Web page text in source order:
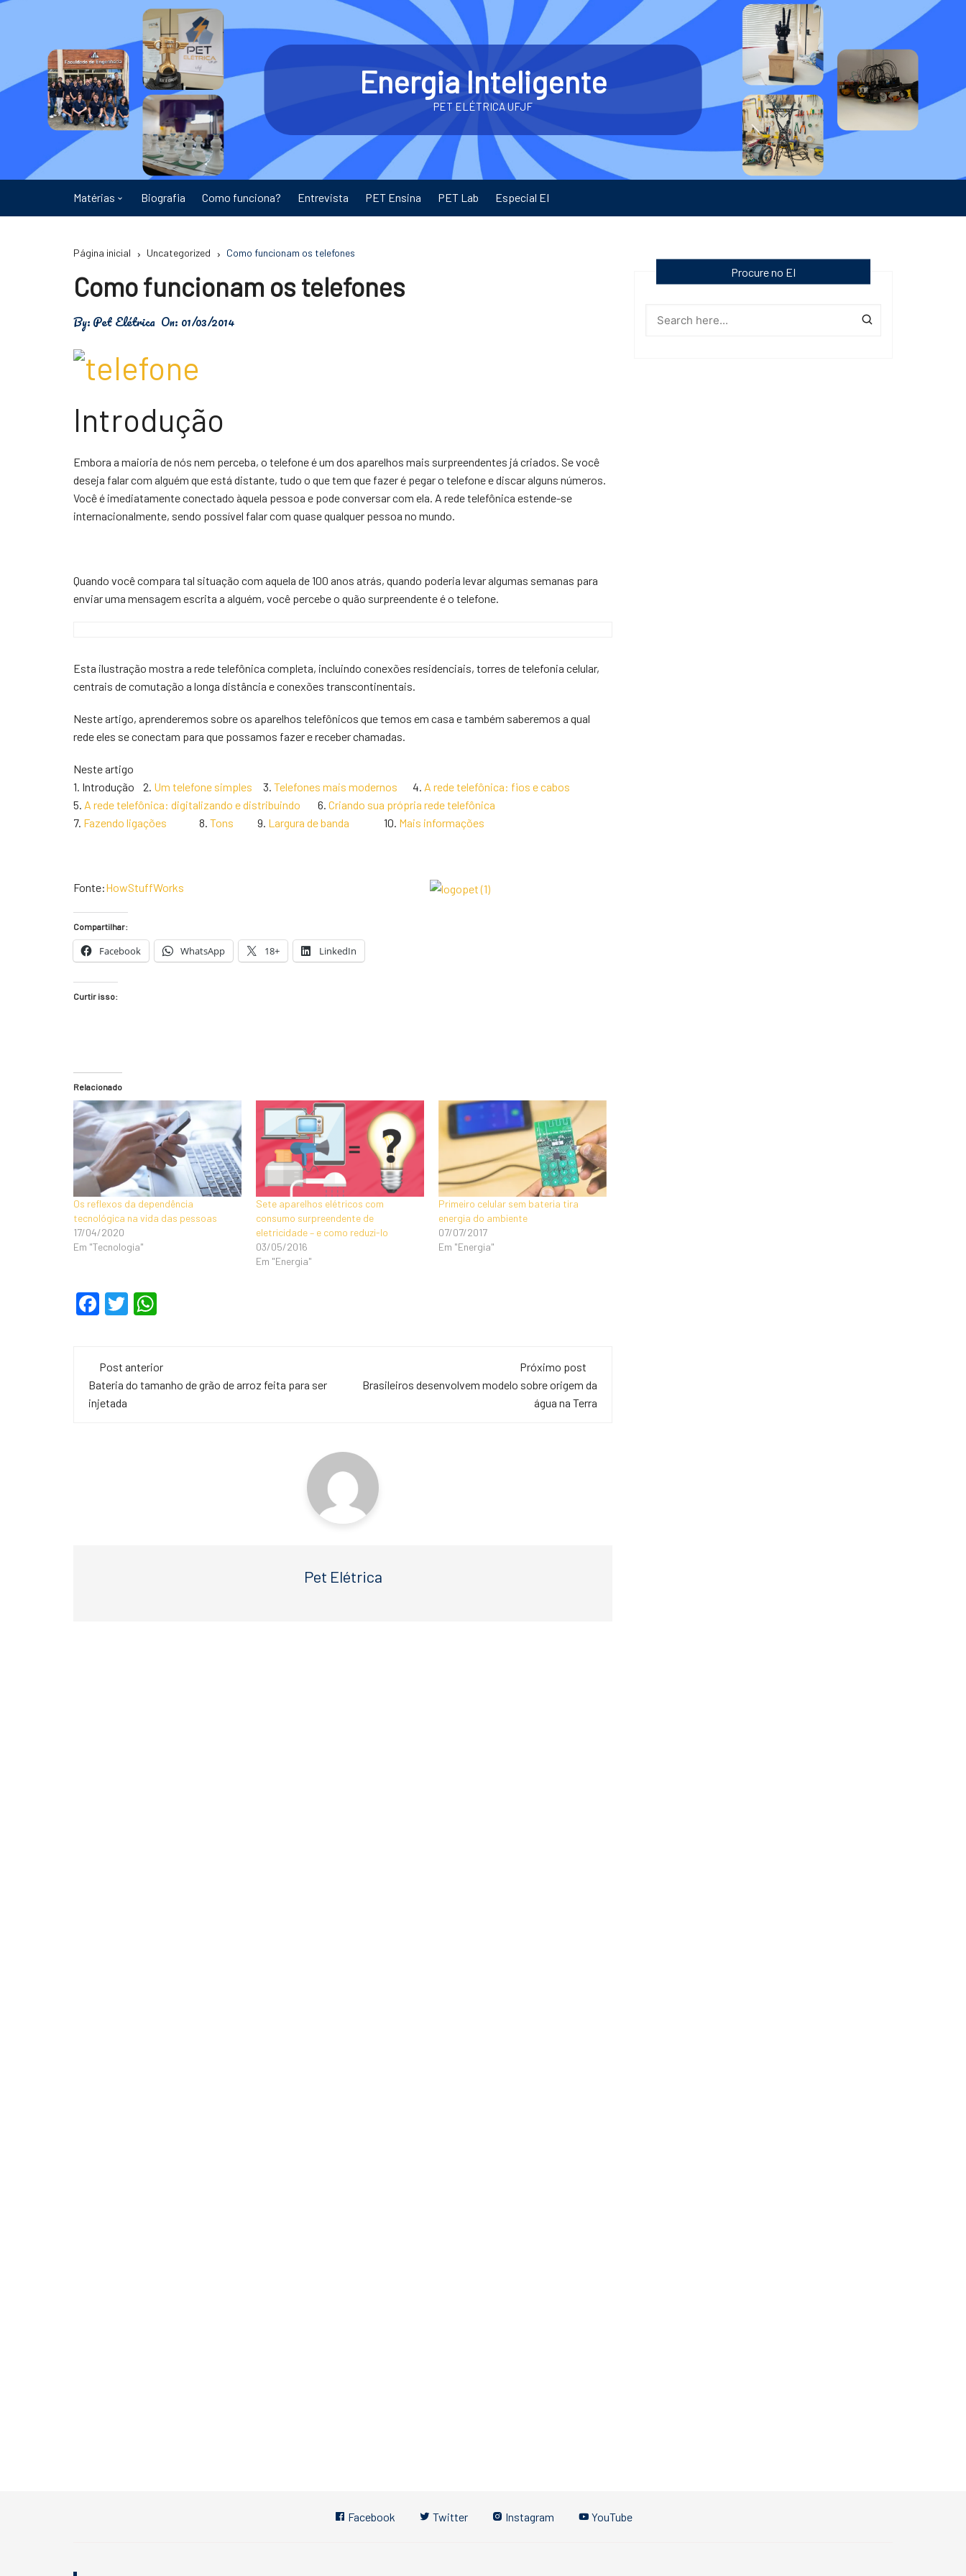
Ir
Energia Inteligente
PET ELÉTRICA UFJF
Matérias
Energia
Física
Meio Ambiente
Tecnologia
Biografia Como funciona? Entrevista PET Ensina PET Lab Especial EI
Página inicial Uncategorized Como funcionam os telefones
Como funcionam os telefones
By:Pet Elétrica On: 01/03/2014
Introdução
Embora a maioria de nós nem perceba, o telefone é um dos aparelhos mais surpreendentes já criados. Se você
deseja falar com alguém que está distante, tudo o que tem que fazer é pegar o telefone e discar alguns números.
Você é imediatamente conectado àquela pessoa e pode conversar com ela. A rede telefônica estende-se
internacionalmente, sendo possível falar com quase qualquer pessoa no mundo.
Quando você compara tal situação com aquela de 100 anos atrás, quando poderia levar algumas semanas para
enviar uma mensagem escrita a alguém, você percebe o quão surpreendente é o telefone.
Esta ilustração mostra a rede telefônica completa, incluindo conexões residenciais, torres de telefonia celular,
centrais de comutação a longa distância e conexões transcontinentais.
Neste artigo, aprenderemos sobre os aparelhos telefônicos que temos em casa e também saberemos a qual
rede eles se conectam para que possamos fazer e receber chamadas.
Neste artigo
1. Introdução 2. Um telefone simples 3. Telefones mais modernos 4. A rede telefônica: fios e cabos
5. A rede telefônica: digitalizando e distribuindo 6. Criando sua própria rede telefônica
7. Fazendo ligações 8. Tons 9. Largura de banda 10. Mais informações
Fonte:HowStuffWorks
Compartilhar:
Facebook WhatsApp 18+ LinkedIn
Curtir isso:
Relacionado
Os reflexos da dependência
tecnológica na vida das pessoas
17/04/2020
Em "Tecnologia"
Sete aparelhos elétricos com
consumo surpreendente de
eletricidade – e como reduzi-lo
03/05/2016
Em "Energia"
Primeiro celular sem bateria tira
energia do ambiente
07/07/2017
Em "Energia"
F
e
b
T
er s
A
Navegação
de
Post anterior
Bateria do tamanho de grão de arroz feita para ser
injetada
Próximo post
Brasileiros desenvolvem modelo sobre origem da
água na Terra
Pet Elétrica
Procure no EI
Facebook Twitter Instagram YouTube